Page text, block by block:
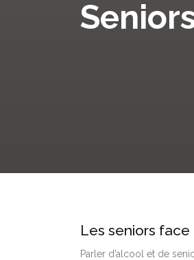
Les seniors face
Parler d’alcool et de